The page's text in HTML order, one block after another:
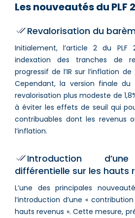
Les nouveautés du PLF
Revalorisation du
Initialement, l’article 2 du PLF
indexation des tranches de
progressif de l’IR sur l’inflation
Cependant, la version finale
revalorisation plus modeste de
à éviter les effets de seuil qui
contribuables dont les revenus
l’inflation.
Introduction
différentielle sur les hauts
L’une des principales
l’introduction d’une «
hauts revenus ». Cette mesure,